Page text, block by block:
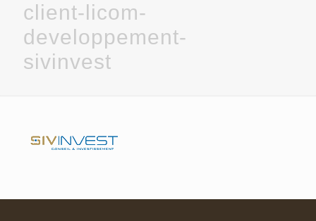
client-licom-
developpement-
sivinvest